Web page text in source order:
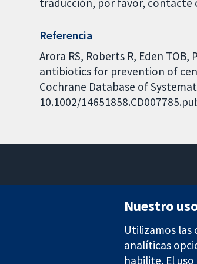
traducción, por favor, contacte
Referencia
Arora RS, Roberts R, Eden
antibiotics for prevention of
Cochrane Database of
10.1002/
Nuestro
Utilizamos las
analíticas
habilite. El